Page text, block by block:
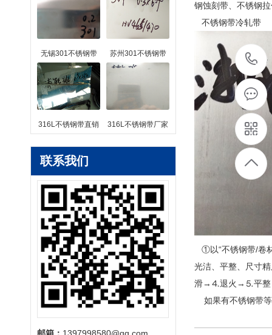
无锡301不锈钢带 苏州301不锈钢带
316L不锈钢带直销 316L不锈钢带厂家
联系我们
钢蚀刻带、不锈钢
不锈钢带冷轧带
①以“不锈钢带/卷
光洁、平整、尺寸
滑→⒋退火→⒌平整
如果有不锈钢带